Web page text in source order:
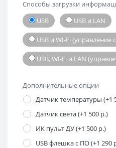
Способы загрузки
USB
USB и LAN
USB и WI-Fi (управление
USB, WI-Fi и LAN
Дополнительные опции
Датчик температуры (+1
Датчик света (+1 500 р.)
ИК пульт ДУ (+1 500 р.)
USB флешка с ПО (+1 290